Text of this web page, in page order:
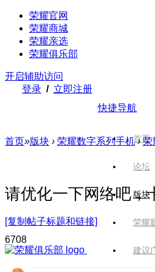
荣耀官网
荣耀商城
荣耀亲选
荣耀俱乐部
开启辅助访问
登录 / 立即注册
快捷导航
首页
论坛
版块
荣耀
建议
首页»版块 › 荣耀数字系列手机 › 荣
请优化一下网络吧，
[复制帖子标题和链接]
6708